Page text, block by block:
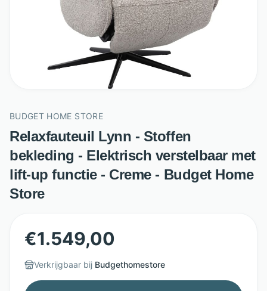
BUDGET HOME STORE
Relaxfauteuil Lynn - Stoffen
bekleding - Elektrisch verstelbaar met
lift-up functie - Creme - Budget Home
Store
€1.549,00
Verkrijgbaar bij Budgethomestore